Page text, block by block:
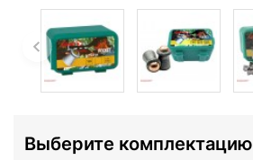
Выберите комплектацию